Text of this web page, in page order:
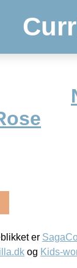
er
og Kids-